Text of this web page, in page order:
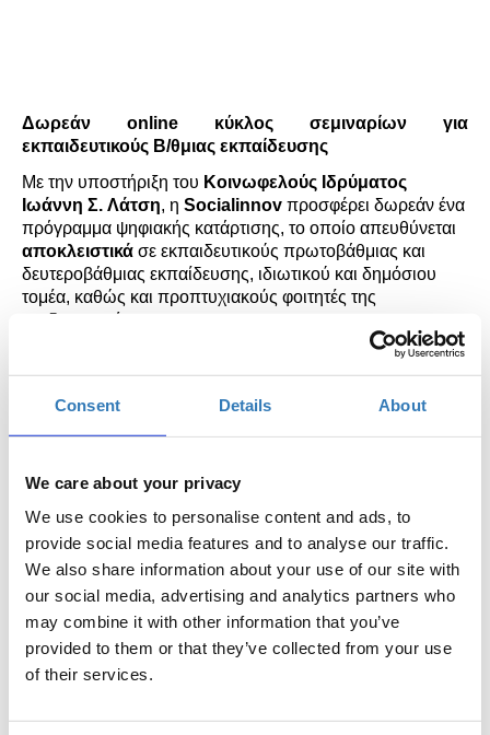
Consent Details About
We care about your privacy
We use cookies to personalise content and ads, to
provide social media features and to analyse our traffic.
We also share information about your use of our site with
our social media, advertising and analytics partners who
may combine it with other information that you’ve
provided to them or that they’ve collected from your use
of their services.
Δωρεάν online κύκλος σεμιναρίων για
εκπαιδευτικούς Β/θμιας εκπαίδευσης
Με την υποστήριξη του Κοινωφελούς Ιδρύματος
Ιωάννη Σ. Λάτση, η Socialinnov προσφέρει δωρεάν ένα
πρόγραμμα ψηφιακής κατάρτισης, το οποίο απευθύνεται
αποκλειστικά σε εκπαιδευτικούς πρωτοβάθμιας και
δευτεροβάθμιας εκπαίδευσης, ιδιωτικού και δημόσιου
τομέα, καθώς και προπτυχιακούς φοιτητές της
παιδαγωγικής.
Εκπαιδευτικούςαποτελεί μία ολιστική προσέγγιση της
εξέλιξης των εκπαιδευτικών, όχι μόνο σε σχέση με τη
ανήκουν σε ομάδα υψηλού κινδύνου για την εμφάνιση του
συνδρόμου της επαγγελματικής εξουθένωσης.
Οι συμμετέχοντες του προγράμματος θα κληθούν να
παρακολουθήσουν τα δωρεάν σεμινάρια και των τριών
πυλώνων του προγράμματος:
1. Ψηφιακές Δεξιότητες
2. Επαγγελματική Ενδυνάμωση